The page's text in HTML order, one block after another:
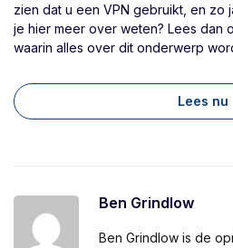
zien dat u een VPN gebruikt, en zo
je hier meer over weten? Lees dan
waarin alles over dit onderwerp
Lees nu
Ben Grindlow
Ben Grindlow is de